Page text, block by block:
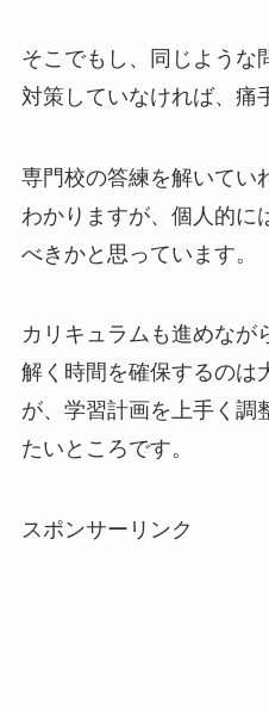
そこでもし、同じような
対策していなければ、痛
専門校の答練を解いてい
わかりますが、個人的に
べきかと思っています。
カリキュラムも進めなが
解く時間を確保するのは
が、学習計画を上手く調
たいところです。
スポンサーリンク